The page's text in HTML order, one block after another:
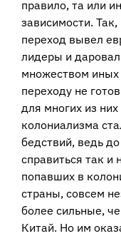
правило, та или
зависимости.
переход вывел
лидеры и
множеством иных
переходу не
для многих из
колониализма
бедствий, ведь
справиться так и
попавших в
страны, совсем
более сильные,
Китай. Но им